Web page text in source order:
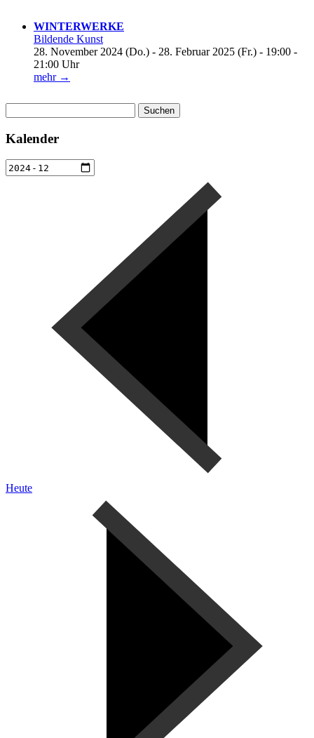
WINTERWERKE
Bildende Kunst
28. November 2024 (Do.) - 28. Februar 2025 (Fr.) - 19:00 -
21:00 Uhr
mehr →
nach:
Kalender
Heute